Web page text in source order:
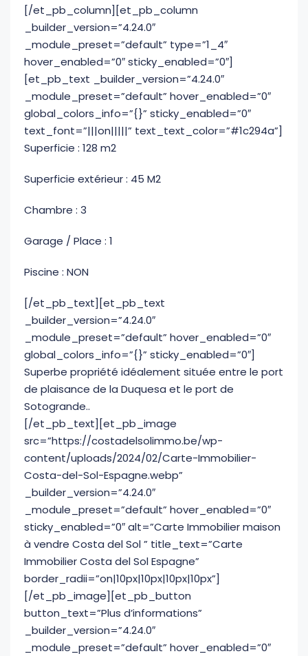
[/et_pb_column][et_pb_column
_builder_version=”4.24.0″
_module_preset=”default” type=”1_4″
hover_enabled=”0″ sticky_enabled=”0″]
[et_pb_text _builder_version=”4.24.0″
_module_preset=”default” hover_enabled=”0″
global_colors_info=”{}” sticky_enabled=”0″
text_font=”|||on|||||” text_text_color=”#1c294a”]
Superficie : 128 m2
Superficie extérieur : 45 M2
Chambre : 3
Garage / Place : 1
Piscine : NON
[/et_pb_text][et_pb_text
_builder_version=”4.24.0″
_module_preset=”default” hover_enabled=”0″
global_colors_info=”{}” sticky_enabled=”0″]
Superbe propriété idéalement située entre le port
de plaisance de la Duquesa et le port de
Sotogrande..
[/et_pb_text][et_pb_image
src=”https://costadelsolimmo.be/wp-
content/uploads/2024/02/Carte-Immobilier-
Costa-del-Sol-Espagne.webp”
_builder_version=”4.24.0″
_module_preset=”default” hover_enabled=”0″
sticky_enabled=”0″ alt=”Carte Immobilier maison
à vendre Costa del Sol ” title_text=”Carte
Immobilier Costa del Sol Espagne”
border_radii=”on|10px|10px|10px|10px”]
[/et_pb_image][et_pb_button
button_text=”Plus d’informations”
_builder_version=”4.24.0″
_module_preset=”default” hover_enabled=”0″